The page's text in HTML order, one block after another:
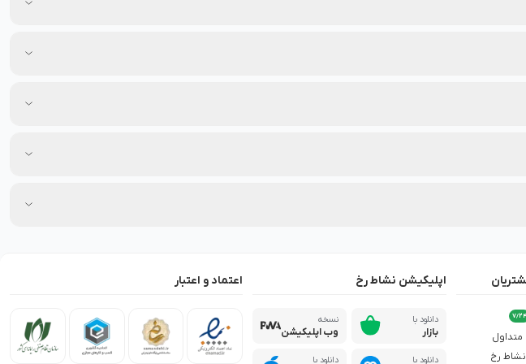
7/24
نشاط رخ
اپلیکیشن نشاط رخ
دانلود با
بازار
نسخه
وب اپلیکیشن
دانلود با دانلود با
اعتماد و اعتبار